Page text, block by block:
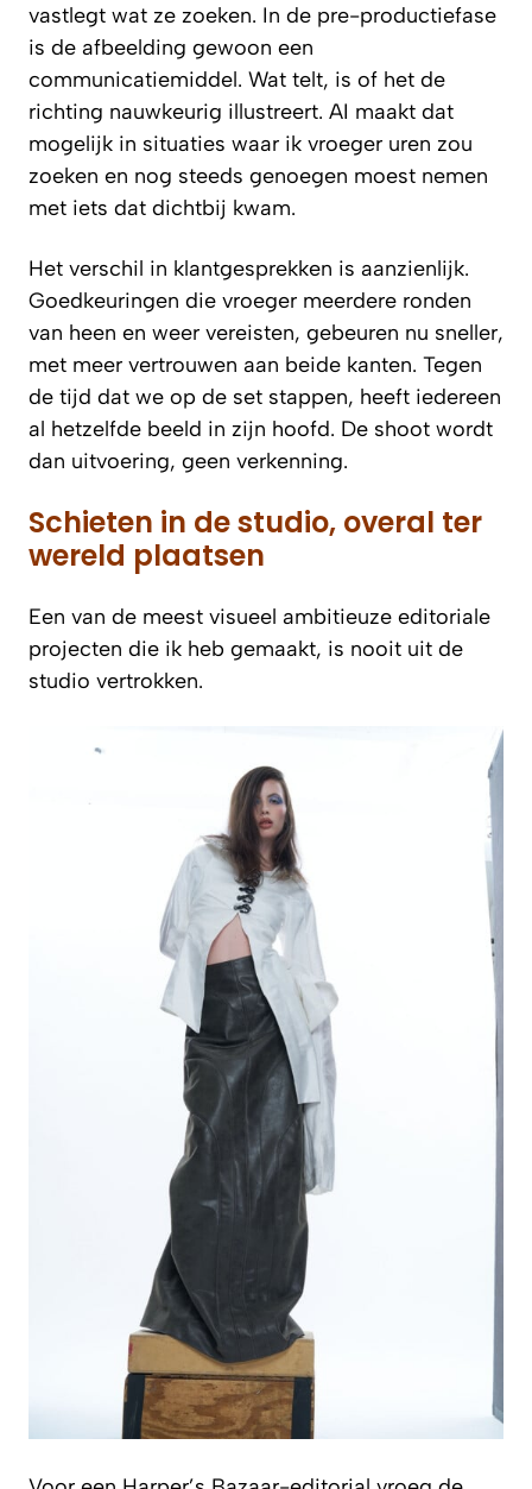
vastlegt wat ze zoeken. In de pre-productiefase
is de afbeelding gewoon een
communicatiemiddel. Wat telt, is of het de
richting nauwkeurig illustreert. AI maakt dat
mogelijk in situaties waar ik vroeger uren zou
zoeken en nog steeds genoegen moest nemen
met iets dat dichtbij kwam.
Het verschil in klantgesprekken is aanzienlijk.
Goedkeuringen die vroeger meerdere ronden
van heen en weer vereisten, gebeuren nu sneller,
met meer vertrouwen aan beide kanten. Tegen
de tijd dat we op de set stappen, heeft iedereen
al hetzelfde beeld in zijn hoofd. De shoot wordt
dan uitvoering, geen verkenning.
Schieten in de studio, overal ter
wereld plaatsen
Een van de meest visueel ambitieuze editoriale
projecten die ik heb gemaakt, is nooit uit de
studio vertrokken.